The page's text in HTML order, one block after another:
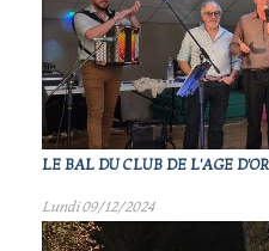
LE BAL DU CLUB DE L'AGE
Lundi 09/12/2024